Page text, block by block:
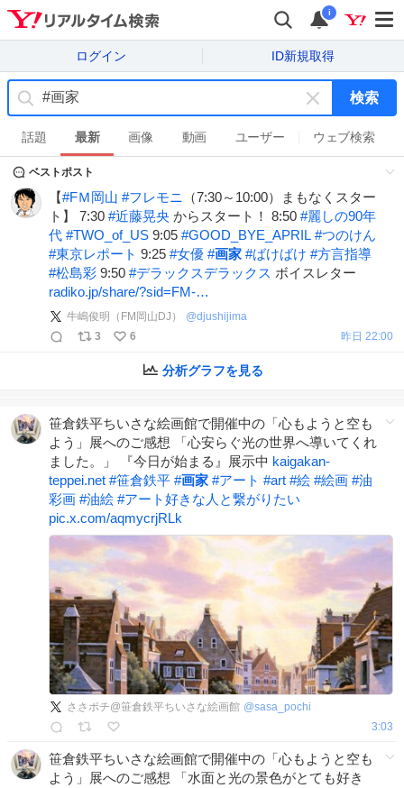
i
ログイン ID新規取得
キ
ー
ワ
ド
を
消
す
検索
話題 最新 画像 動画 ユーザー ウェブ検索
ベストポスト
【#FＭ岡山 #フレモニ （7:30～10:00）まもなくスター
ト】 7:30 #近藤晃央 からスタート！ 8:50 #麗しの90年
代 #TWO_of_US 9:05 #GOOD_BYE_APRIL #つのけん
#東京レポート 9:25 #女優 #画家 #ばけばけ #方言指導
#松島彩 9:50 #デラックスデラックス ボイスレター
radiko.jp/share/?sid=FM-…
牛嶋俊明（FM岡山DJ） @djushijima
3
6 昨日 22:00
分析グラフを見る
笹倉鉄平ちいさな絵画館で開催中の「心もようと空も
よう」展へのご感想 「心安らぐ光の世界へ導いてくれ
ました。」 『今日が始まる』展示中 kaigakan-
teppei.net #笹倉鉄平 #画家 #アート #art #絵 #絵画 #油
彩画 #油絵 #アート好きな人と繋がりたい
pic.x.com/aqmycrjRLk
ささポチ@笹倉鉄平ちいさな絵画館 @sasa_pochi
3:03
笹倉鉄平ちいさな絵画館で開催中の「心もようと空も
よう」展へのご感想 「水面と光の景色がとても好き